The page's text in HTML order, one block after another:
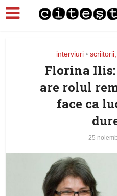
interviuri •
Florina
are rolul
face ca
25